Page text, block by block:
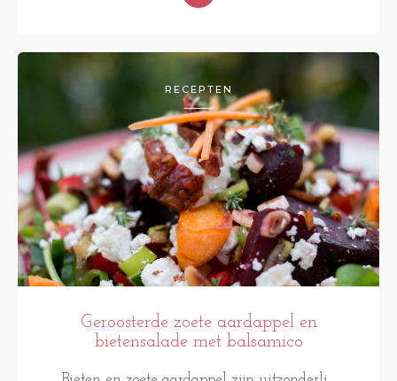
RECEPTEN
Geroosterde zoete aardappel en
bietensalade met balsamico